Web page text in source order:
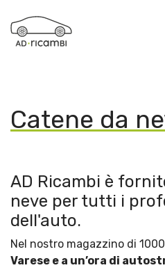
Catene da
AD Ricambi è
neve per tutti i
dell'auto.
Nel nostro magazzino di
Varese e a un’ora di